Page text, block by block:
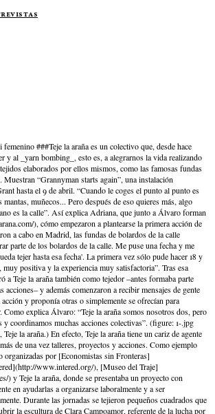
###Teje la araña es un colectivo que, desde hace
y al _yarn bombing_, esto es, a alegrarnos la vida realizando
elaborados por ellos mismos, como las famosas fundas
Muestran “Grannyman starts again”, una instalación
hasta el 9 de abril. “Cuando le coges el punto al punto es
muñecos... Pero después de eso quieres más, algo
es la calle”. Así explica Adriana, que junto a Álvaro forman
), cómo empezaron a plantearse la primera acción de
a cabo en Madrid, las fundas de bolardos de la calle
parte de los bolardos de la calle. Me puse una fecha y me
tejer hasta esa fecha'. La primera vez sólo pude hacer 18 y
muy positiva y la experiencia muy satisfactoria”. Tras esa
a Teje la araña también como tejedor –antes formaba parte
acciones– y además comenzaron a recibir mensajes de gente
y proponía otras o simplemente se ofrecían para
Como explica Álvaro: “Teje la araña somos nosotros dos, pero
y coordinamos muchas acciones colectivas”. (figure: 1-.jpg
la araña.) En efecto, Teje la araña tiene un cariz de agente
de una vez talleres, proyectos y acciones. Como ejemplo
organizadas por [Economistas sin Fronteras]
www.intered.org/), [Museo del Traje]
) y Teje la araña, donde se presentaba un proyecto con
en ayudarlas a organizarse laboralmente y a ser
Durante las jornadas se tejieron pequeños cuadrados que
la escultura de Clara Campoamor, referente de la lucha por